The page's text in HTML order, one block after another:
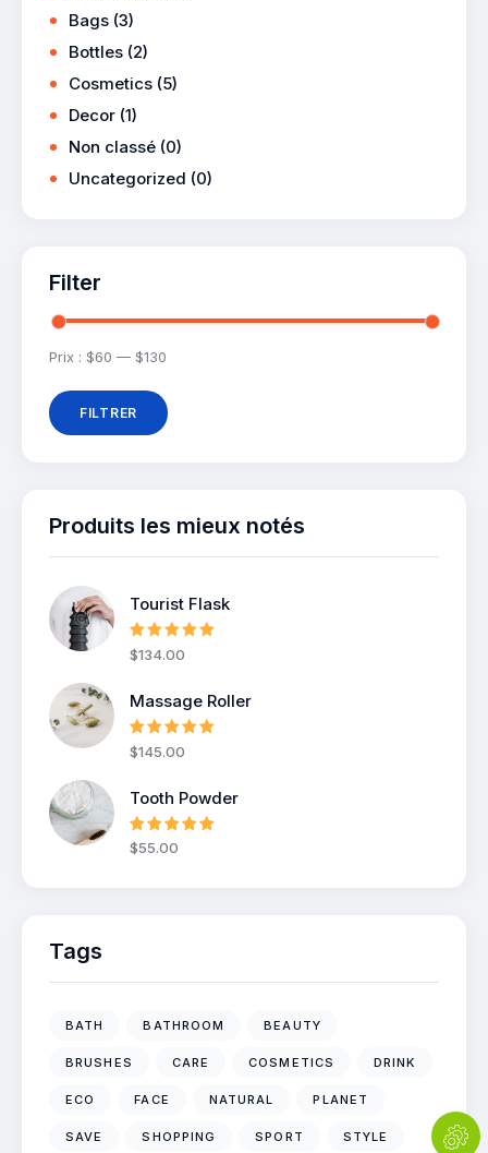
Bags (3)
Bottles (2)
Cosmetics (5)
Decor (1)
Non classé (0)
Uncategorized (0)
Filter
FILTRER
Prix : $60 — $130
Produits les mieux notés
Tourist Flask
Note5.00
sur 5
$134.00
Massage Roller
Note5.00
sur 5
$145.00
Tooth Powder
Note5.00
sur 5
$55.00
Tags
BATH BATHROOM BEAUTY
BRUSHES CARE COSMETICS DRINK
ECO FACE NATURAL PLANET
SAVE SHOPPING SPORT STYLE